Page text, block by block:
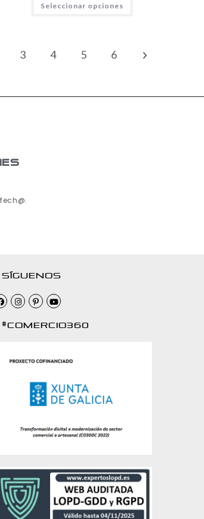
Seleccionar opciones
3 4 5 6
Síguenos
#comercio360